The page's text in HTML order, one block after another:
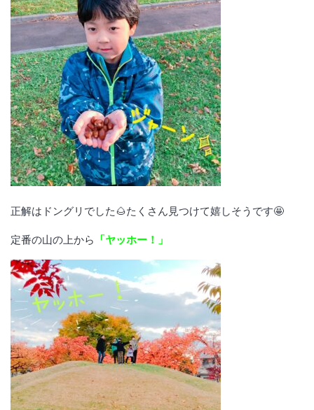
正解はドングリでした🌰たくさん見つけて嬉しそうです🤩
定番の山の上から 「ヤッホー！」